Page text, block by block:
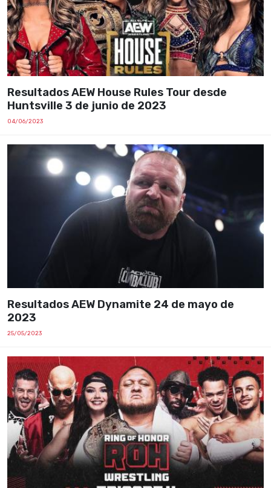
Resultados AEW House Rules Tour desde
Huntsville 3 de junio de 2023
04/06/2023
Resultados AEW Dynamite 24 de mayo de
2023
25/05/2023